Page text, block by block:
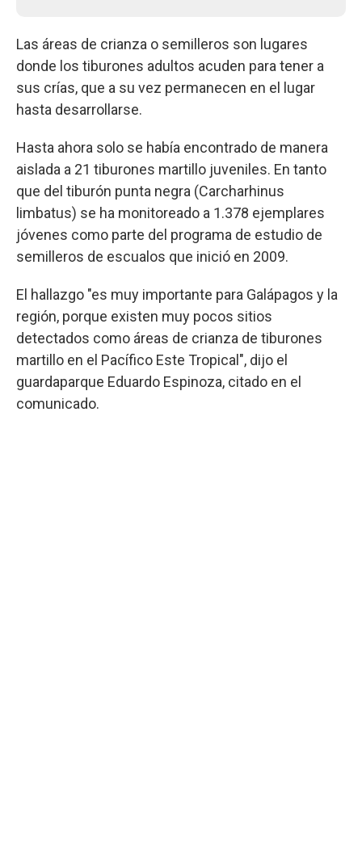
Las áreas de crianza o semilleros son lugares
donde los tiburones adultos acuden para tener a
sus crías, que a su vez permanecen en el lugar
hasta desarrollarse.
Hasta ahora solo se había encontrado de manera
aislada a 21 tiburones martillo juveniles. En tanto
que del tiburón punta negra (Carcharhinus
limbatus) se ha monitoreado a 1.378 ejemplares
jóvenes como parte del programa de estudio de
semilleros de escualos que inició en 2009.
El hallazgo "es muy importante para Galápagos y la
región, porque existen muy pocos sitios
detectados como áreas de crianza de tiburones
martillo en el Pacífico Este Tropical", dijo el
guardaparque Eduardo Espinoza, citado en el
comunicado.